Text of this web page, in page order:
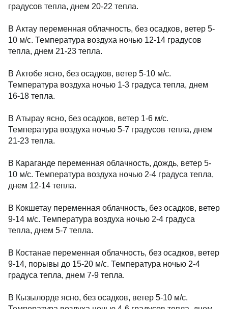
градусов тепла, днем 20-22 тепла.
В Актау переменная облачность, без осадков, ветер 5-
10 м/с. Температура воздуха ночью 12-14 градусов
тепла, днем 21-23 тепла.
В Актобе ясно, без осадков, ветер 5-10 м/с.
Температура воздуха ночью 1-3 градуса тепла, днем
16-18 тепла.
В Атырау ясно, без осадков, ветер 1-6 м/с.
Температура воздуха ночью 5-7 градусов тепла, днем
21-23 тепла.
В Караганде переменная облачность, дождь, ветер 5-
10 м/с. Температура воздуха ночью 2-4 градуса тепла,
днем 12-14 тепла.
В Кокшетау переменная облачность, без осадков, ветер
9-14 м/с. Температура воздуха ночью 2-4 градуса
тепла, днем 5-7 тепла.
В Костанае переменная облачность, без осадков, ветер
9-14, порывы до 15-20 м/с. Температура ночью 2-4
градуса тепла, днем 7-9 тепла.
В Кызылорде ясно, без осадков, ветер 5-10 м/с.